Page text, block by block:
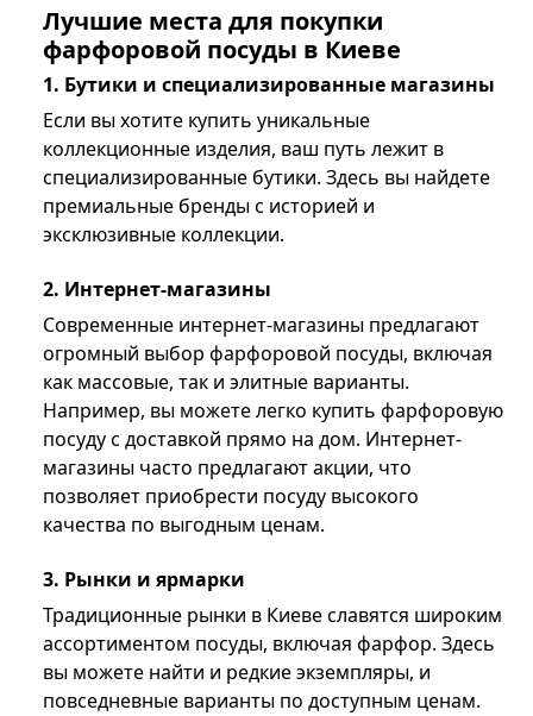
Лучшие места для покупки
фарфоровой посуды в Киеве
1. Бутики и специализированные магазины
Если вы хотите купить уникальные
коллекционные изделия, ваш путь лежит в
специализированные бутики. Здесь вы найдете
премиальные бренды с историей и
эксклюзивные коллекции.
2. Интернет-магазины
Современные интернет-магазины предлагают
огромный выбор фарфоровой посуды, включая
как массовые, так и элитные варианты.
Например, вы можете легко купить фарфоровую
посуду с доставкой прямо на дом. Интернет-
магазины часто предлагают акции, что
позволяет приобрести посуду высокого
качества по выгодным ценам.
3. Рынки и ярмарки
Традиционные рынки в Киеве славятся широким
ассортиментом посуды, включая фарфор. Здесь
вы можете найти и редкие экземпляры, и
повседневные варианты по доступным ценам.